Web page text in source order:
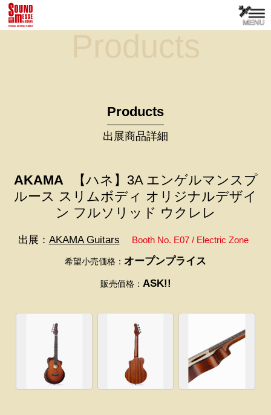
Products
Products
出展商品詳細
AKAMA
【ハネ】3A エンゲルマンスプ
ルース スリムボディ オリジナルデザイ
ン フルソリッド ウクレレ
出展： AKAMA Guitars Booth No. E07 / Electric Zone
希望小売価格： オープンプライス
販売価格： ASK!!